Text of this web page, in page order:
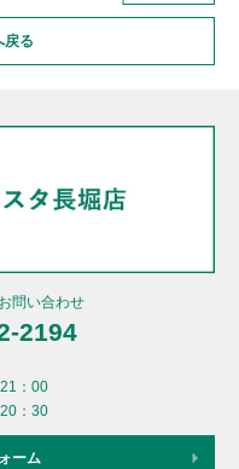
戻る
問い合わせ
2194
：00
：30
ーム